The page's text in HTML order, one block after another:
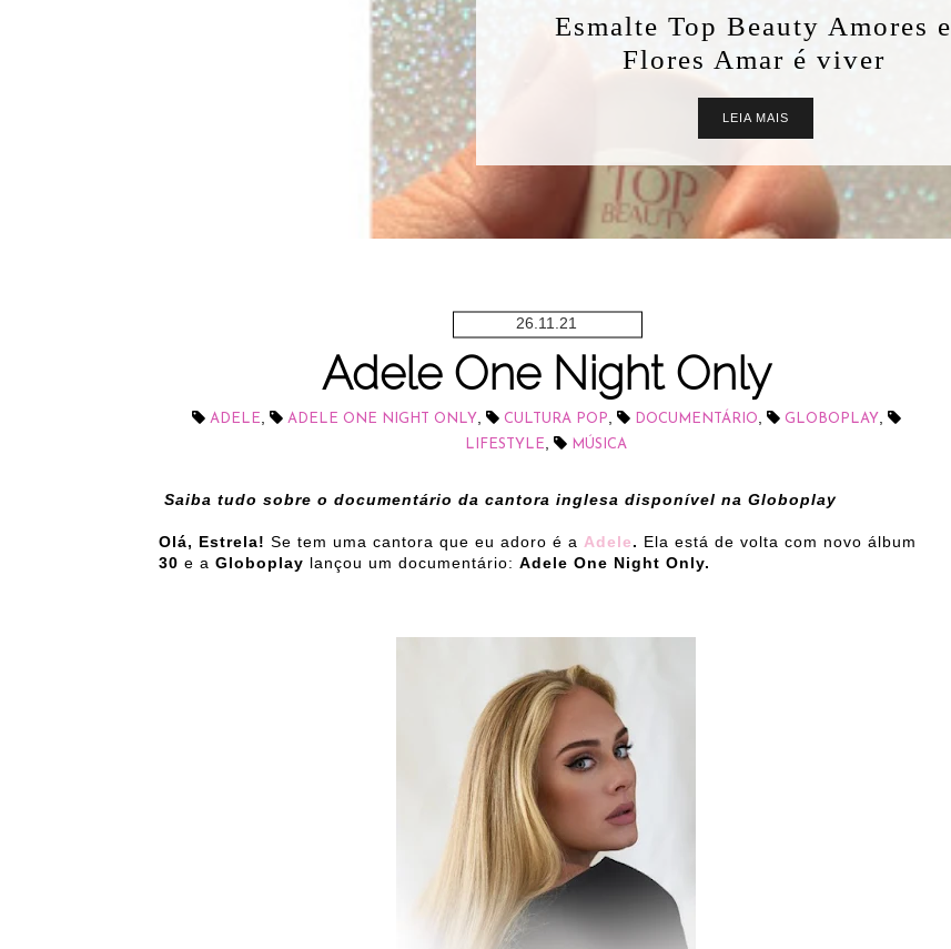
Esmalte Top Beauty Amores e
Flores Amar é viver
LEIA MAIS
26.11.21
Adele One Night Only
ADELE ADELE ONE NIGHT ONLY, CULTURA POP DOCUMENTÁRIO GLOBOPLAY,
LIFESTYLE MÚSICA
Saiba tudo sobre o documentário da cantora inglesa disponível na Globoplay
Olá, Estrela! Se tem uma cantora que eu adoro é a Adele. Ela está de volta com novo álbum
30 e a Globoplay lançou um documentário: Adele One Night Only.